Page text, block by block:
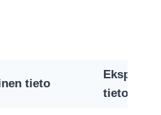
tieto
tieto